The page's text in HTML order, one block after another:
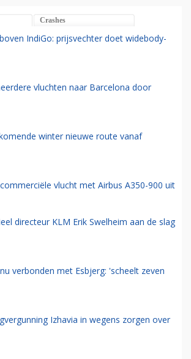
Crashes
IndiGo: prijsvechter doet widebody-
vluchten naar Barcelona door
winter nieuwe route vanaf
vlucht met Airbus A350-900 uit
directeur KLM Erik Swelheim aan de slag
verbonden met Esbjerg: 'scheelt zeven
Izhavia in wegens zorgen over